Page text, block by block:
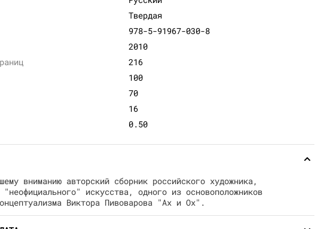
Твердая
978-5-91967-030-8
2010
216
100
70
16
0.50
вниманию авторский сборник российского художника,
"неофициального" искусства, одного из основоположников
Виктора Пивоварова "Ах и Ох".